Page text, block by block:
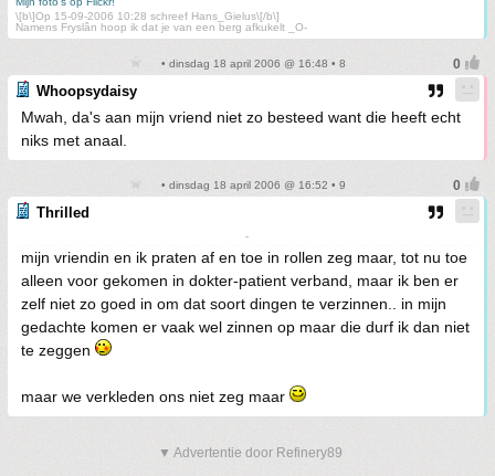
\[b\]Op 15-09-2006 10:28 schreef Hans_Gielus\[/b\]
Namens Fryslân hoop ik dat je van een berg afkukelt _O-
• dinsdag 18 april 2006 @ 16:48 • 8
Whoopsydaisy
Mwah, da's aan mijn vriend niet zo besteed want die heeft echt
niks met anaal.
• dinsdag 18 april 2006 @ 16:52 • 9
Thrilled
-
mijn vriendin en ik praten af en toe in rollen zeg maar, tot nu toe
alleen voor gekomen in dokter-patient verband, maar ik ben er
zelf niet zo goed in om dat soort dingen te verzinnen.. in mijn
gedachte komen er vaak wel zinnen op maar die durf ik dan niet
te zeggen
maar we verkleden ons niet zeg maar
▼ Advertentie door Refinery89